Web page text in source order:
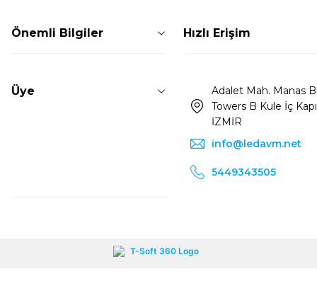
Önemli Bilgiler Hızlı Erişim
Üye
Adalet Mah. Manas
Towers B Kule İç
İZMİR
info@ledavm.net
5449343505